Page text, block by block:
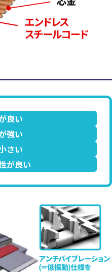
良い
強い
さい
が良い